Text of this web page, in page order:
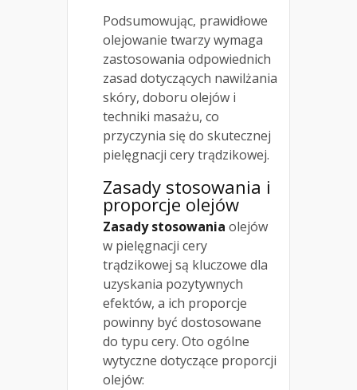
Podsumowując, prawidłowe
olejowanie twarzy wymaga
zastosowania odpowiednich
zasad dotyczących nawilżania
skóry, doboru olejów i
techniki masażu, co
przyczynia się do skutecznej
pielęgnacji cery trądzikowej.
Zasady stosowania i
proporcje olejów
Zasady stosowania olejów
w pielęgnacji cery
trądzikowej są kluczowe dla
uzyskania pozytywnych
efektów, a ich proporcje
powinny być dostosowane
do typu cery. Oto ogólne
wytyczne dotyczące proporcji
olejów: